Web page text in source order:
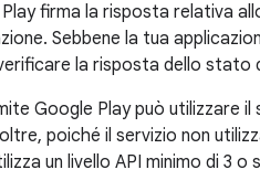
firma la risposta relativa
Sebbene la tua
la risposta dello stato
Google Play può utilizzare
poiché il servizio non
un livello API minimo di 3 o